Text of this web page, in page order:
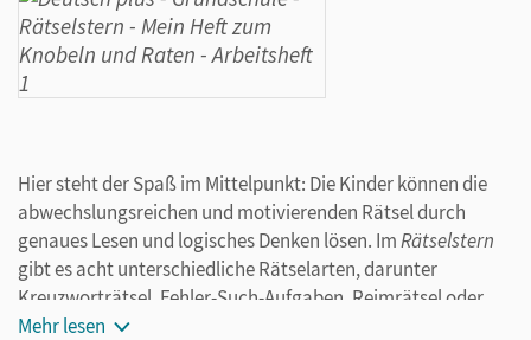
Hier steht der Spaß im Mittelpunkt: Die Kinder können die
abwechslungsreichen und motivierenden Rätsel durch
genaues Lesen und logisches Denken lösen. ImRätselstern
gibt es acht unterschiedliche Rätselarten, darunter
Kreuzworträtsel, Fehler-Such-Aufgaben, Reimrätsel oder
Aufgaben, bei denen das Rätsel in der Schrift liegt.
Mehr lesen